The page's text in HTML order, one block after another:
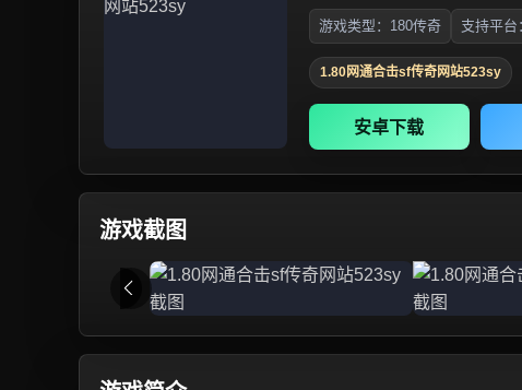
游戏类型：180传奇 支持平台
1.80网通合击sf传奇网站523sy
安卓下载
游戏截图